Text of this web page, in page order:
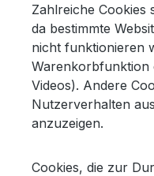
Zahlreiche Cookies
da bestimmte
nicht funktionieren
Warenkorbfunktion
Videos). Andere
Nutzerverhalten
anzuzeigen.
Cookies, die zur